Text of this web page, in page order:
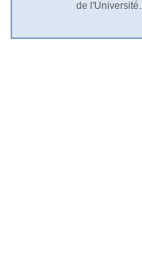
de l'Université.